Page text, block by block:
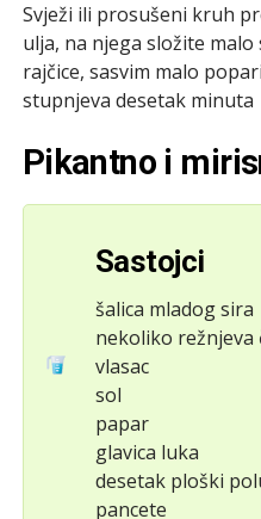
Svježi ili prosušeni kruh
ulja, na njega složite
rajčice, sasvim malo
stupnjeva desetak minuta
Pikantno i
Sastojci
šalica mladog sira
nekoliko režnjeva
vlasac
sol
papar
glavica luka
desetak ploški
pancete